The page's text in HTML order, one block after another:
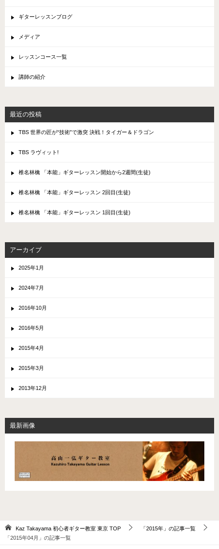
ギターレッスンブログ
メディア
レッスンコース一覧
講師の紹介
最近の投稿
TBS 世界の匠が“技術”で激突 決戦！タイガー＆ドラゴン
TBS ラヴィット!
椎名林檎 「本能」ギターレッスン開始から2週間(生徒)
椎名林檎 「本能」ギターレッスン 2回目(生徒)
椎名林檎 「本能」ギターレッスン 1回目(生徒)
アーカイブ
2025年1月
2024年7月
2016年10月
2016年5月
2015年4月
2015年3月
2013年12月
最新画像
Kaz Takayama 初心者ギター教室 東京 TOP
「2015年」の記事一覧
「2015年04月」の記事一覧